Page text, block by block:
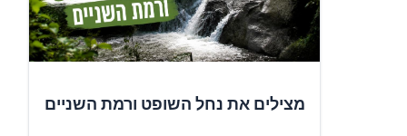
מצילים את נחל השופט ורמת השניים